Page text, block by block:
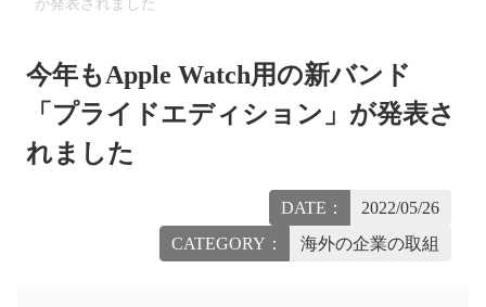
今年もApple Watch用の新バンド
「プライドエディション」が発表さ
れました
DATE：
2022/05/26
CATEGORY：
海外の企業の取組